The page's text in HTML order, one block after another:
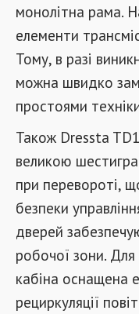
монолітна рама.
елементи
Тому, в разі
можна швидко
простоями
Також Dressta
великою
при перевороті,
безпеки
дверей
робочої зони.
кабіна оснащена
рециркуляції